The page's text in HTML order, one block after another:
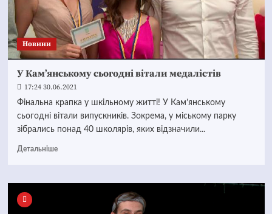
Новини
У Кам’янському сьогодні вітали медалістів
17:24 30.06.2021
Фінальна крапка у шкільному житті! У Кам’янському
сьогодні вітали випускників. Зокрема, у міському парку
зібрались понад 40 школярів, яких відзначили...
Детальніше